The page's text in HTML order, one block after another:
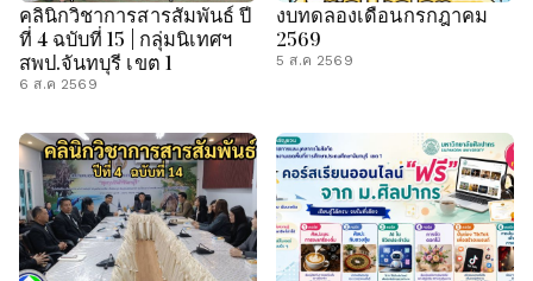
คลินิกวิชาการสารสัมพันธ์ ปี
ที่ 4 ฉบับที่ 15 | กลุ่มนิเทศฯ
สพป.จันทบุรี เขต 1
6 ส.ค 2569
งบทดลองเดือนกรกฎาคม
2569
5 ส.ค 2569